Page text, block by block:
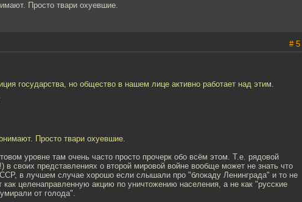
Просто твари охуевшие.
# 5
государства, но общество в нашем лице активно работает над этим.
Просто твари охуевшие.
уровне там очень часто просто прочерк обо всём этом. Т.е. рядовой
в своих представлениях о второй мировой войне вообще может не знать что
в лучшем случае хорошо если слышали про "блокаду Ленинграда" и то не
как целенаправленную акцию по уничтожению населения, а не как "русские
от голода".